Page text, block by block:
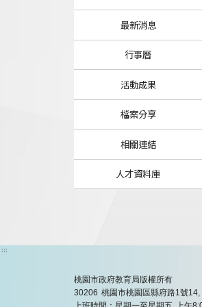
最新消息
行事曆
活動成果
檔案分享
相關連結
人才資料庫
:::
桃園市政府教育局版權所有
30206 桃園市桃園區縣府路1號